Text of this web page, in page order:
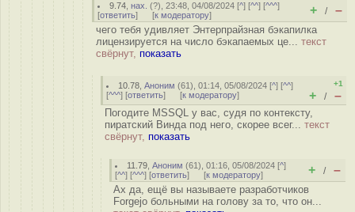
9.74 ,нах. (?), 23:48, 04/08/2024 [^] [^^] [^^^]
[ответить] [к модератору] + / –
чего тебя удивляет Энтерпрайзная бэкапилка
лицензируется на число бэкапаемых це... текст
свёрнут, показать
10.78 ,Аноним (61), 01:14, 05/08/2024 [^] [^^]
[^^^] [ответить] [к модератору]
+1
+ / –
Погодите MSSQL у вас, судя по контексту,
пиратский Винда под него, скорее всег... текст
свёрнут, показать
11.79 ,Аноним (61), 01:16, 05/08/2024 [^]
[^^] [^^^] [ответить] [к модератору] + / –
Ах да, ещё вы называете разработчиков
Forgejo больными на голову за то, что он...